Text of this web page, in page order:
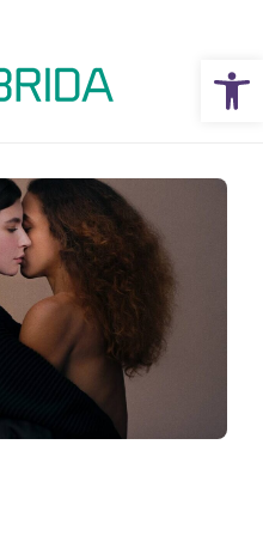
Abrir a barra de ferramentas